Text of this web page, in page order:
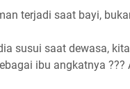
terjadi saat bayi,
susui saat dewasa,
ibu angkatnya